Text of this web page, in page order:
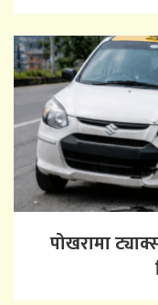
पोखरामा